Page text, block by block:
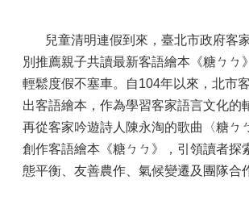
兒童清明連假到來，臺北市政府客
別推薦親子共讀最新客語繪本《糖ㄅㄅ
輕鬆度假不塞車。自104年以來，北市
出客語繪本，作為學習客家語言文化的
再從客家吟遊詩人陳永淘的歌曲〈糖ㄅ
創作客語繪本《糖ㄅㄅ》，引領讀者探
態平衡、友善農作、氣候變遷及團隊合